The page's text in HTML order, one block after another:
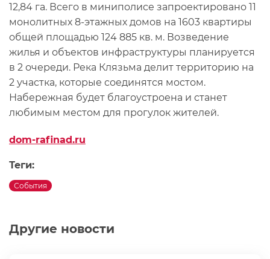
Другие новости
12,84 га. Всего в миниполисе запроектировано 11
монолитных 8-этажных домов на 1603 квартиры
общей площадью 124 885 кв. м. Возведение
жилья и объектов инфраструктуры планируется
в 2 очереди. Река Клязьма делит территорию на
2 участка, которые соединятся мостом.
Набережная будет благоустроена и станет
любимым местом для прогулок жителей.
dom-rafinad.ru
Теги:
События